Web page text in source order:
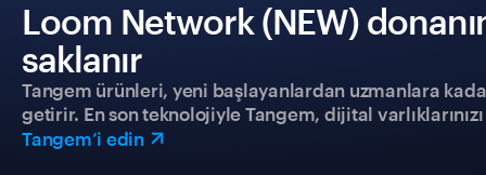
Loom Network (NEW)
saklanır
Tangem ürünleri, yeni başlayanlardan uzmanlara
getirir. En son teknolojiyle Tangem, dijital
Tangem’i edin